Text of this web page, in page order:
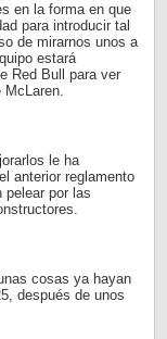
en la forma en que
para introducir tal
de mirarnos unos a
estará
Red Bull para ver
McLaren.
le ha
anterior reglamento
pelear por las
cosas ya hayan
después de unos